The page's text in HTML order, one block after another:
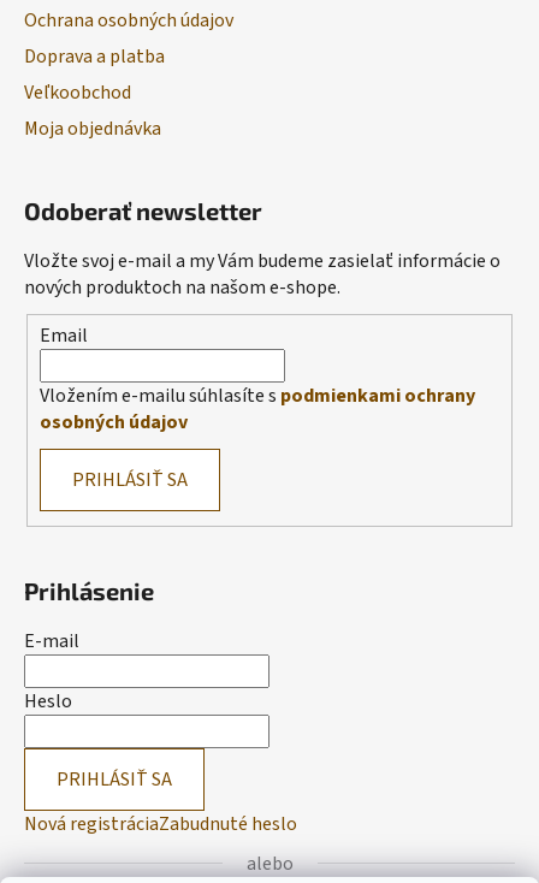
Ochrana osobných údajov
Doprava a platba
Veľkoobchod
Moja objednávka
Odoberať newsletter
Vložte svoj e-mail a my Vám budeme zasielať informácie o
nových produktoch na našom e-shope.
Email
Vložením e-mailu súhlasíte s podmienkami ochrany
osobných údajov
PRIHLÁSIŤ SA
Prihlásenie
E-mail
Heslo
PRIHLÁSIŤ SA
Nová registráciaZabudnuté heslo
alebo